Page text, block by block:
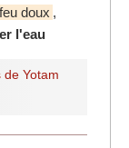
doux ,
l'eau